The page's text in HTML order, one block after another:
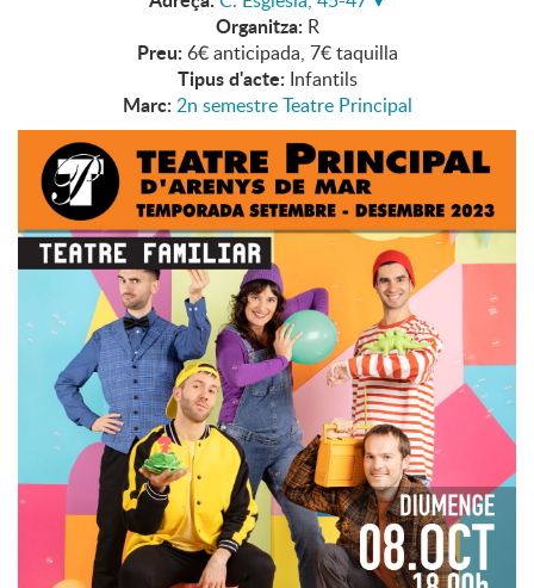
Organitza: R
Preu: 6€ anticipada, 7€ taquilla
Tipus d'acte: Infantils
Marc: 2n semestre Teatre Principal